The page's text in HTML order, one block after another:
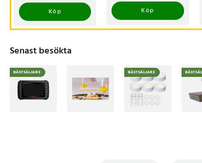
Köp
Köp
Senast besökta
BÄSTSÄLJARE BÄSTSÄLJARE